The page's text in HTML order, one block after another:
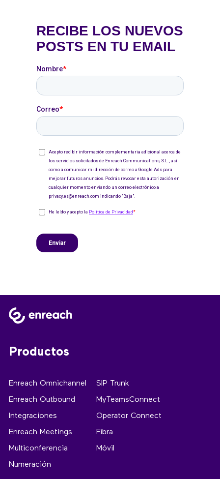
Productos
Enreach Omnichannel
Enreach Outbound
Integraciones
Enreach Meetings
Multiconferencia
Numeración
SIP Trunk
MyTeamsConnect
Operator Connect
Fibra
Móvil